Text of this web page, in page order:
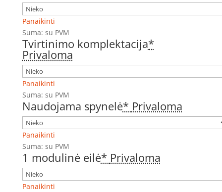
Panaikinti
Suma: su PVM
Tvirtinimo komplektacija*
Privaloma
Panaikinti
Suma: su PVM
Naudojama spynelė* Privaloma
Panaikinti
Suma: su PVM
1 modulinė eilė* Privaloma
Panaikinti